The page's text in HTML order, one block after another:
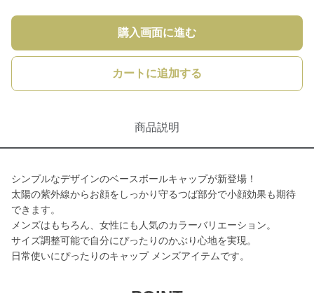
購入画面に進む
カートに追加する
商品説明
シンプルなデザインのベースボールキャップが新登場！
太陽の紫外線からお顔をしっかり守るつば部分で小顔効果も期待
できます。
メンズはもちろん、女性にも人気のカラーバリエーション。
サイズ調整可能で自分にぴったりのかぶり心地を実現。
日常使いにぴったりのキャップ メンズアイテムです。